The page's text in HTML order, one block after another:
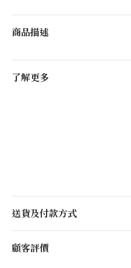
商品描述
了解更多
送貨及付款方式
顧客評價